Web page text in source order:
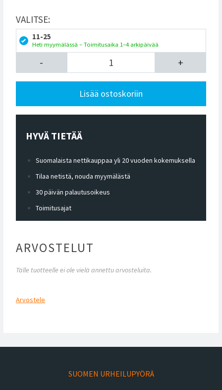
VALITSE:
11-25
Heti myymälässä – Toimitusaika 1–4 arkipäivää
- +
Lisää ostoskoriin
HYVÄ TIETÄÄ
Suomalaista nettikauppaa yli 20 vuoden kokemuksella
Tilaa netistä, nouda myymälästä
30 päivän palautusoikeus
Toimitusajat
ARVOSTELUT
Tälle tuotteelle ei ole vielä annettu arvosteluita.
Arvostele
SUOMEN URHEILUPYÖRÄ